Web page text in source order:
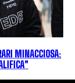
MINACCIOSA: